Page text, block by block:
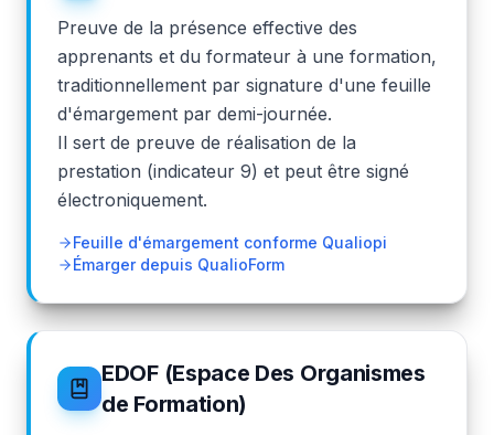
Preuve de la présence effective des
apprenants et du formateur à une formation,
traditionnellement par signature d'une feuille
d'émargement par demi-journée.
Il sert de preuve de réalisation de la
prestation (indicateur 9) et peut être signé
électroniquement.
Feuille d'émargement conforme Qualiopi
Émarger depuis QualioForm
EDOF (Espace Des Organismes
de Formation)